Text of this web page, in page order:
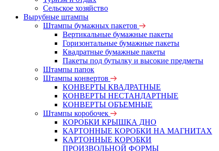
Сельское хозяйство
Вырубные штампы
Штампы бумажных пакетов
Вертикальные бумажные пакеты
Горизонтальные бумажные пакеты
Квадратные бумажные пакеты
Пакеты под бутылку и высокие предметы
Штампы папок
Штампы конвертов
КОНВЕРТЫ КВАДРАТНЫЕ
КОНВЕРТЫ НЕСТАНДАРТНЫЕ
КОНВЕРТЫ ОБЪЕМНЫЕ
Штампы коробочек
КОРОБКИ КРЫШКА ДНО
КАРТОННЫЕ КОРОБКИ НА МАГНИТАХ
КАРТОННЫЕ КОРОБКИ
ПРОИЗВОЛЬНОЙ ФОРМЫ